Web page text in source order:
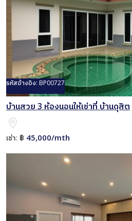
รหัสอ้างอิง: BP00727
บ้านสวย 3 ห้องนอนให้เช่าที่ บ้านดุสิต
เช่า: ฿ 45,000/mth